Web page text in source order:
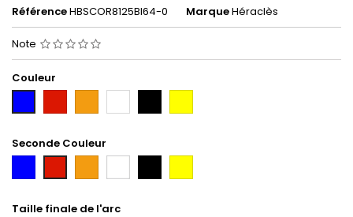
RéférenceHBSCOR8125BI64-0 MarqueHéraclès
Note
Couleur
Seconde Couleur
Taille finale de l'arc